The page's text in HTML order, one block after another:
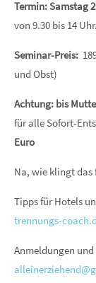
Termin:Samstag
von 9.30 bis 14 Uhr.
Seminar-Preis:
und Obst)
Achtung: bis
für alle Sofort-
Euro
Na, wie klingt das
Tipps für Hotels
trennungs-
Anmeldungen